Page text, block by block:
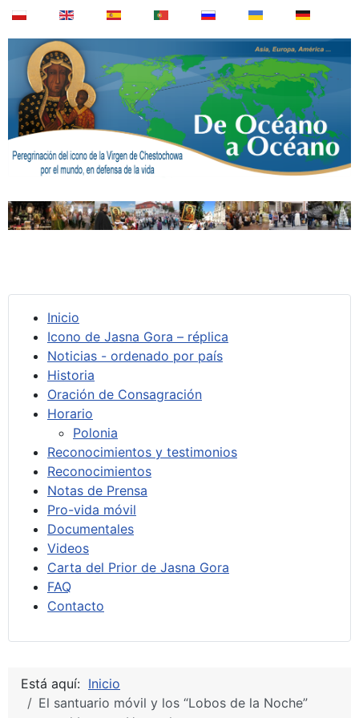
Inicio
Icono de Jasna Gora – réplica
Noticias - ordenado por país
Historia
Oración de Consagración
Horario
Polonia
Reconocimientos y testimonios
Reconocimientos
Notas de Prensa
Pro-vida móvil
Documentales
Videos
Carta del Prior de Jasna Gora
FAQ
Contacto
Está aquí: Inicio
El santuario móvil y los “Lobos de la Noche”